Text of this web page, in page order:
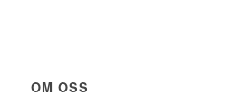
OM OSS